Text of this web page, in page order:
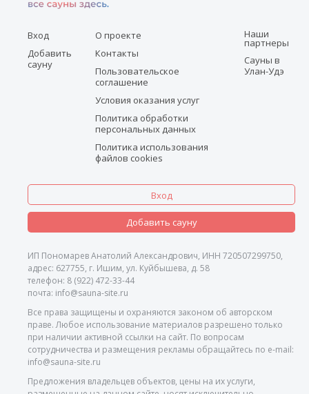
Вход
Добавить
сауну
О проекте
Контакты
Пользовательское
соглашение
Условия оказания услуг
Политика обработки
персональных данных
Политика использования
файлов cookies
Наши
партнеры
Сауны в
Улан-Удэ
Вход
Добавить сауну
ИП Пономарев Анатолий Александрович, ИНН 720507299750,
адрес: 627755, г. Ишим, ул. Куйбышева, д. 58
телефон: 8 (922) 472-33-44
почта: info@sauna-site.ru
Все права защищены и охраняются законом об авторском
праве. Любое использование материалов разрешено только
при наличии активной ссылки на сайт. По вопросам
сотрудничества и размещения рекламы обращайтесь по e-mail:
info@sauna-site.ru
Предложения владельцев объектов, цены на их услуги,